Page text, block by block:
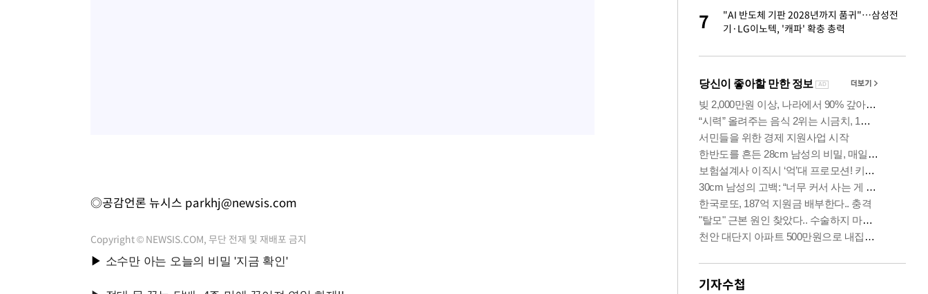
◎공감언론 뉴시스 parkhj@newsis.com
Copyright © NEWSIS.COM, 무단 전재 및 재배포 금지
7
"AI 반도체 기판 2028년까지 품귀"…삼성전
기·LG이노텍, '캐파' 확충 총력
기자수첩